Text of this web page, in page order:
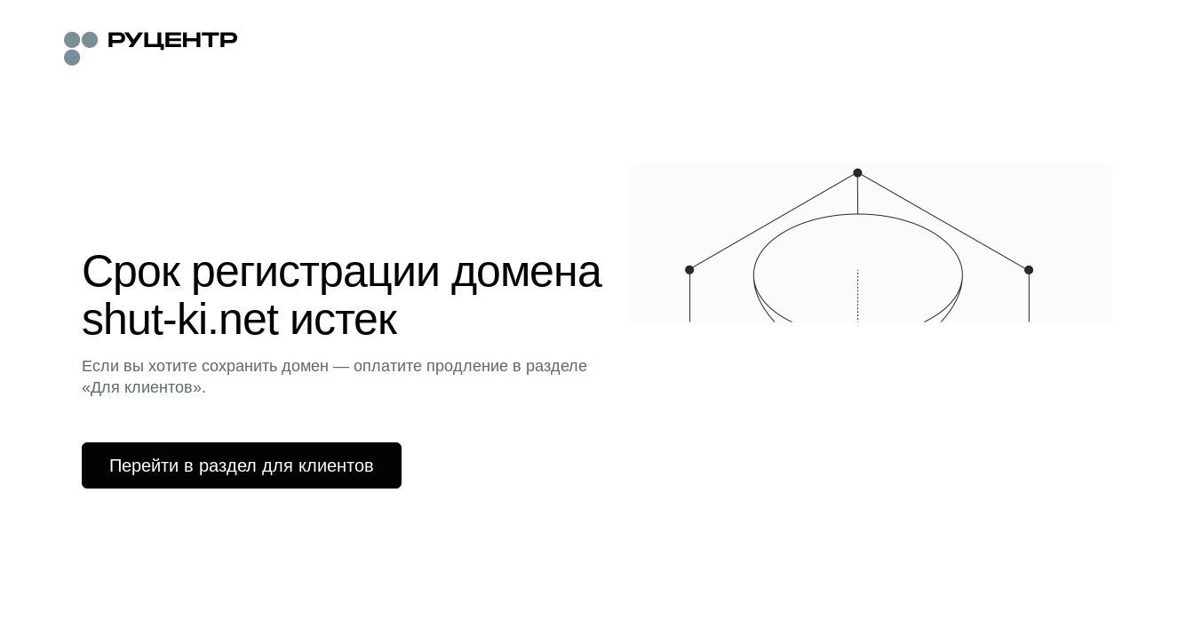
Срок регистрации домена
shut-ki.net истек
Если вы хотите сохранить домен — оплатите продление в разделе
«Для клиентов».
Перейти в раздел для клиентов